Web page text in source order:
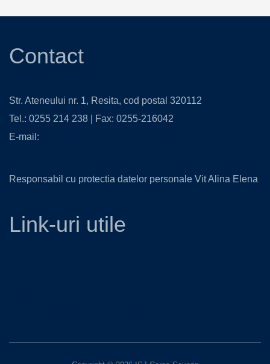
Contact
Str. Ateneului nr. 1, Resita, cod postal 320112
Tel.: 0255 214 238 | Fax: 0255-216042
E-mail:
Responsabil cu protectia datelor personale Vit Alina Elena
Link-uri utile